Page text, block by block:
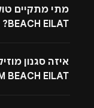
BEACH EILAT?
איזה סגנון
BEACH EILAT?